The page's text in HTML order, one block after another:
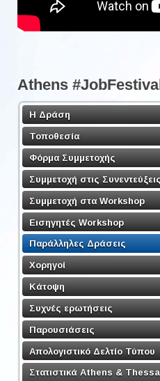
Athens
Η Δράση
Τοποθεσία
Φόρμα Συμμετοχής
Συμμετοχή στις
Συμμετοχή στα Workshop
Εισηγητές Workshop
Παράλληλες Δράσεις
Χορηγοί
Κάτοψη
Συχνές ερωτήσεις
Παρουσιάσεις
Απολογιστικό Δελτίο Τύπου
Στατιστικά Athens &